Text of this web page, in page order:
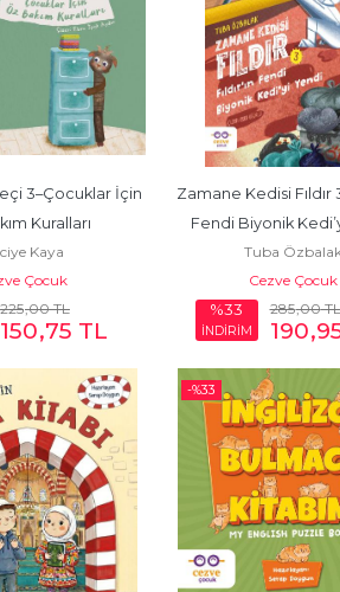
3–Çocuklar İçin
Kuralları
Kaya
Çocuk
225,00TL
150,75 TL
Zamane Kedisi Fıldır
Fendi Biyonik
Tuba
Cezve Çocuk
%33
İNDİRİM
285,00TL
190
-%33